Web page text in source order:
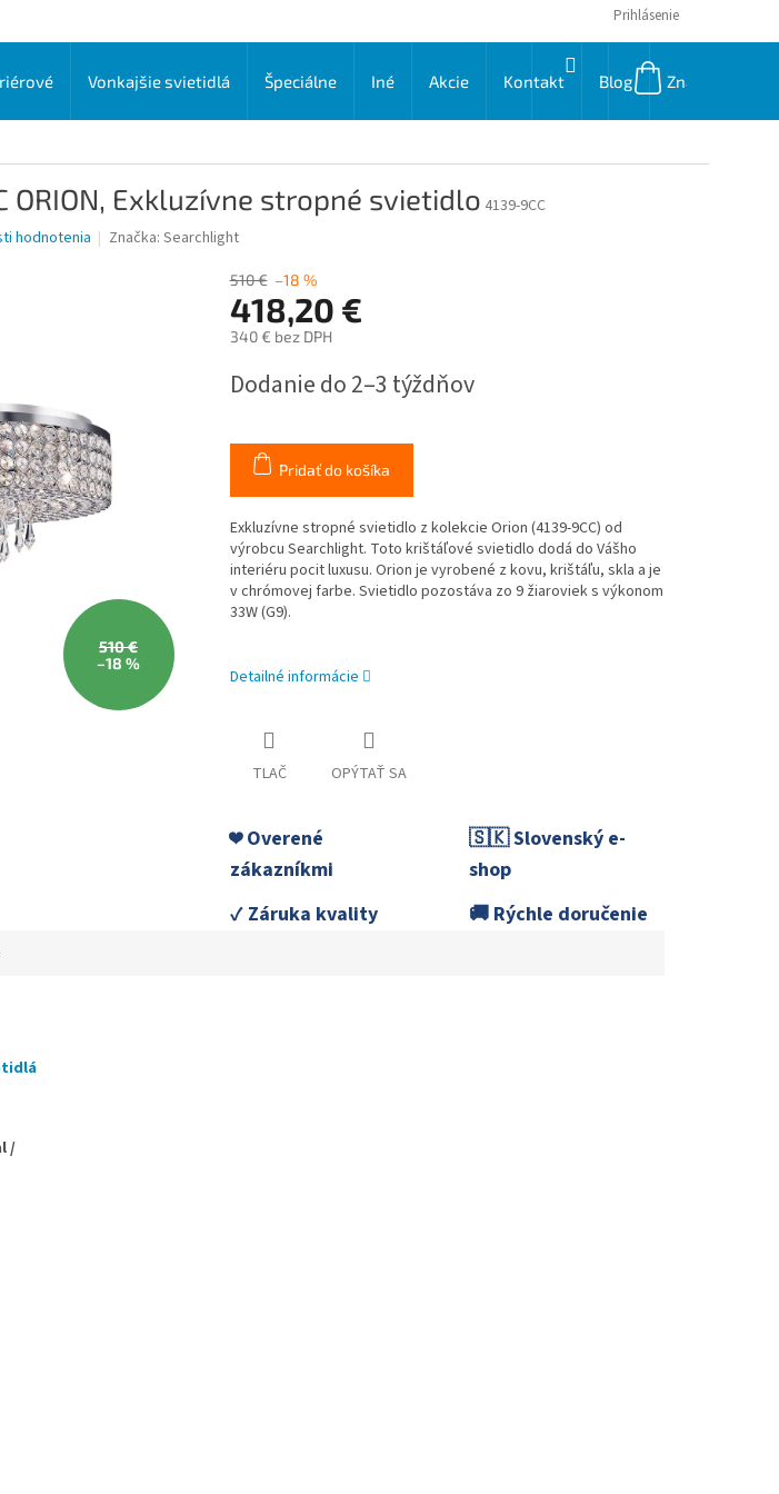
Prihlásenie
NÁKUPNÝ
KOŠÍK
Vonkajšie svietidlá Špeciálne Iné Akcie Kontakt Blog Značky
ORION, Exkluzívne stropné svietidlo 4139-9CC
hodnotenia Značka:Searchlight
510 €
–18 %
510 € –18 %
418,20 €
340 € bez DPH
cena:
Dodanie do 2–3 týždňov
Pridať do košíka
Exkluzívne stropné svietidlo z kolekcie Orion (4139-9CC) od
výrobcu Searchlight. Toto krištáľové svietidlo dodá do Vášho
interiéru pocit luxusu. Orion je vyrobené z kovu, krištáľu, skla a je
v chrómovej farbe. Svietidlo pozostáva zo 9 žiaroviek s výkonom
33W (G9).
Detailné informácie
TLAČ OPÝTAŤ SA
❤️ Overené
zákazníkmi
🇸🇰 Slovenský e-
shop
✓ Záruka kvality
🚚 Rýchle doručenie
/